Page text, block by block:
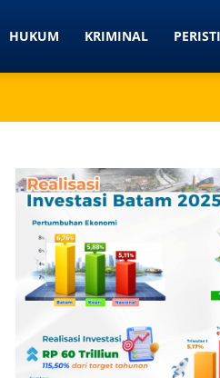
HUKUM KRIMINAL